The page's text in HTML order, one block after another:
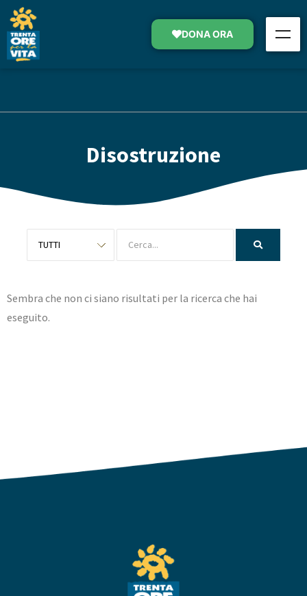
DONA ORA
Disostruzione
Sembra che non ci siano risultati per la ricerca che hai
eseguito.